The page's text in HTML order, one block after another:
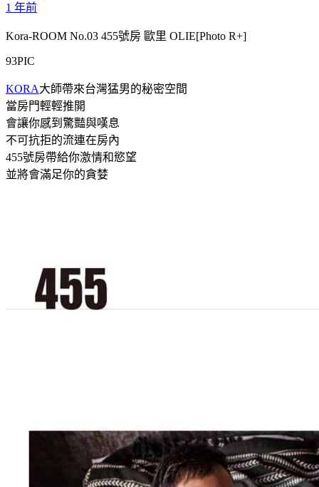
1 年前
Kora-ROOM No.03 455號房 歐里 OLIE[Photo R+]
93PIC
KORA大師帶來台灣猛男的秘密空間
當房門輕輕推開
會讓你感到驚豔與嘆息
不可抗拒的流連在房內
455號房帶給你激情和慾望
並將會滿足你的貪婪